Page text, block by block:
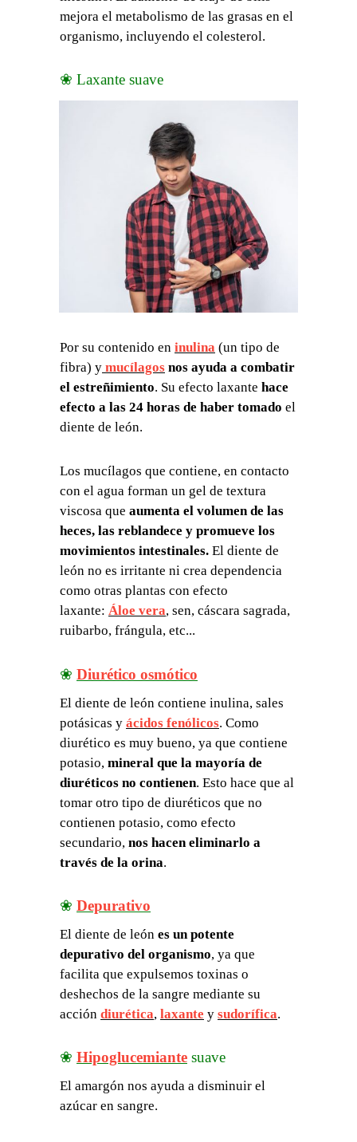
mejora el metabolismo de las grasas en el
organismo, incluyendo el colesterol.
❀ Laxante suave
Por su contenido en inulina (un tipo de
fibra) y mucílagos nos ayuda a combatir
el estreñimiento. Su efecto laxante hace
efecto a las 24 horas de haber tomado el
diente de león.
Los mucílagos que contiene, en contacto
con el agua forman un gel de textura
viscosa que aumenta el volumen de las
heces, las reblandece y promueve los
movimientos intestinales. El diente de
león no es irritante ni crea dependencia
como otras plantas con efecto
laxante: Áloe vera, sen, cáscara sagrada,
ruibarbo, frángula, etc...
❀ Diurético osmótico
El diente de león contiene inulina, sales
potásicas y ácidos fenólicos. Como
diurético es muy bueno, ya que contiene
potasio, mineral que la mayoría de
diuréticos no contienen. Esto hace que al
tomar otro tipo de diuréticos que no
contienen potasio, como efecto
secundario, nos hacen eliminarlo a
través de la orina.
❀ Depurativo
El diente de león es un potente
depurativo del organismo, ya que
facilita que expulsemos toxinas o
deshechos de la sangre mediante su
acción diurética, laxante y sudorífica.
❀ Hipoglucemiante suave
El amargón nos ayuda a disminuir el
azúcar en sangre.